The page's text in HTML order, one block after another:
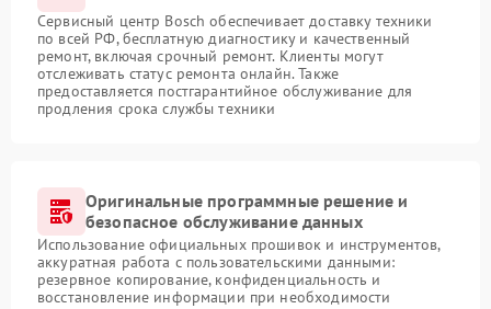
Сервисный центр Bosch обеспечивает доставку техники
по всей РФ, бесплатную диагностику и качественный
ремонт, включая срочный ремонт. Клиенты могут
отслеживать статус ремонта онлайн. Также
предоставляется постгарантийное обслуживание для
продления срока службы техники
Оригинальные программные решение и
безопасное обслуживание данных
Использование официальных прошивок и инструментов,
аккуратная работа с пользовательскими данными:
резервное копирование, конфиденциальность и
восстановление информации при необходимости